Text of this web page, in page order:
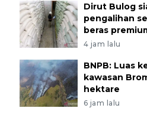
Dirut Bulog
pengalihan
beras
4 jam lalu
BNPB: Luas
kawasan
hektare
6 jam lalu